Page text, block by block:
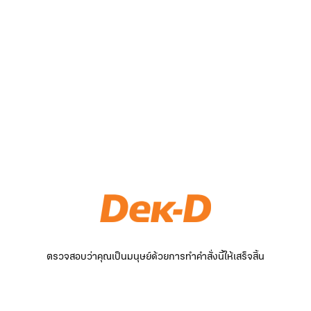
ตรวจสอบว่าคุณเป็นมนุษย์ด้วยการทำคำสั่งนี้ให้เสร็จสิ้น